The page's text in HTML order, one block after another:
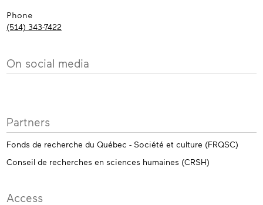
Phone
(514) 343-7422
On social media
Partners
Fonds de recherche du Québec - Société et culture (FRQSC)
Conseil de recherches en sciences humaines (CRSH)
Access